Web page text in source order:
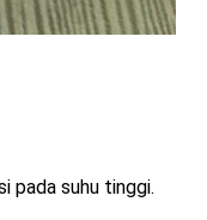
pada suhu tinggi.